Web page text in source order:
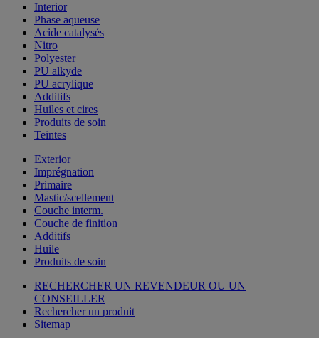
Interior
Phase aqueuse
Acide catalysés
Nitro
Polyester
PU alkyde
PU acrylique
Additifs
Huiles et cires
Produits de soin
Teintes
Exterior
Imprégnation
Primaire
Mastic/scellement
Couche interm.
Couche de finition
Additifs
Huile
Produits de soin
RECHERCHER UN REVENDEUR OU UN
CONSEILLER
Rechercher un produit
Sitemap